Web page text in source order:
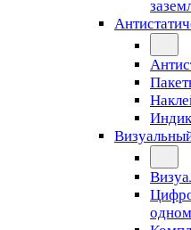
одном